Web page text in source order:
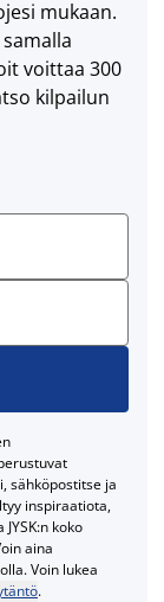
mukaan.
voittaa 300
kilpailun
sähköpostitse ja
inspiraatiota,
koko
aina
Voin lukea
.